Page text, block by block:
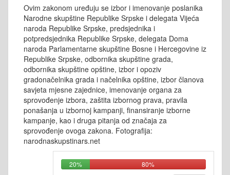
Ovim zakonom uređuju se izbor i imenovanje poslanika
Narodne skupštine Republike Srpske i delegata Vijeća
naroda Republike Srpske, predsjednika i
potpredsjednika Republike Srpske, delegata Doma
naroda Parlamentarne skupštine Bosne i Hercegovine iz
Republike Srpske, odbornika skupštine grada,
odbornika skupštine opštine, izbor i opoziv
gradonačelnika grada i načelnika opštine, izbor članova
savjeta mjesne zajednice, imenovanje organa za
sprovođenje izbora, zaštita izbornog prava, pravila
ponašanja u izbornoj kampanji, finansiranje izborne
kampanje, kao i druga pitanja od značaja za
sprovođenje ovoga zakona. Fotografija:
narodnaskupstinars.net
20% 80%